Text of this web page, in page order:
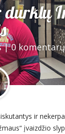
durklų
|0 komentarų
ir
įvaizdžio